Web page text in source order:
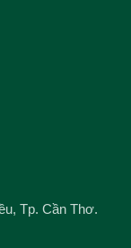
Tp. Cần Thơ.